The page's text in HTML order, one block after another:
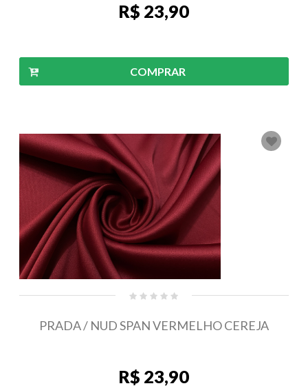
R$ 23,90
COMPRAR
PRADA / NUD SPAN VERMELHO CEREJA
R$ 23,90